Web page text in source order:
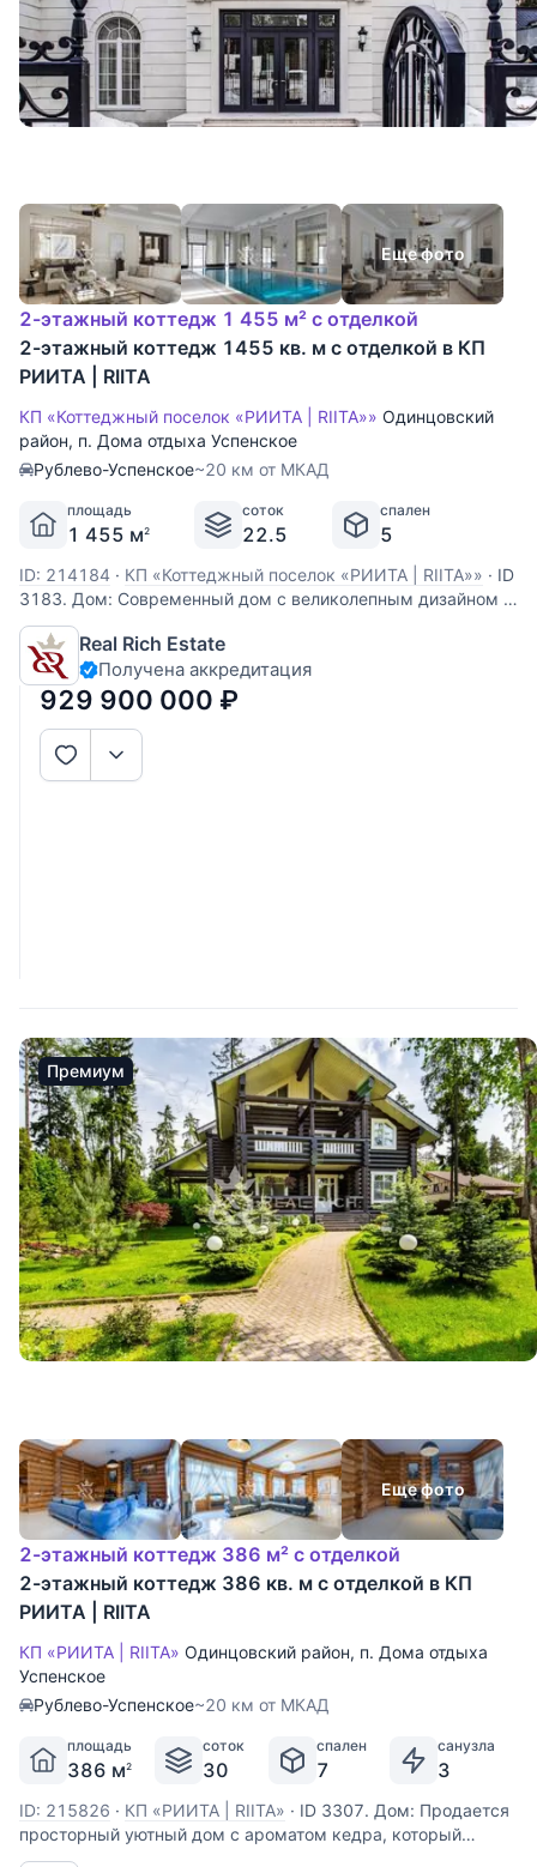
Еще фото
2-этажный коттедж 1 455 м² с отделкой
2-этажный коттедж 1455 кв. м с отделкой в КП
РИИТА | RIITA
КП «Коттеджный поселок «РИИТА | RIITA»» Одинцовский
район, п. Дома отдыха Успенское
Рублево-Успенское~20 км от МКАД
площадь
1 455 м2
соток
22.5
спален
5
ID: 214184 · КП «Коттеджный поселок «РИИТА | RIITA»» · ID
3183. Дом: Современный дом с великолепным дизайном и
мебелью. В камерном строгоохраняемом посёлке. В доме
5 спален с гардеробными и ванными комнатами, кухня,
столовая, гостинная, СПА зона с сауной, бассейном,
отдельный блок для персонала с
Real Rich Estate
Получена аккредитация
929 900 000 ₽
Премиум
Еще фото
2-этажный коттедж 386 м² с отделкой
2-этажный коттедж 386 кв. м с отделкой в КП
РИИТА | RIITA
КП «РИИТА | RIITA» Одинцовский район, п. Дома отдыха
Успенское
Рублево-Успенское~20 км от МКАД
площадь
386 м2
соток
30
спален
7
санузла
3
ID: 215826 · КП «РИИТА | RIITA» · ID 3307. Дом: Продается
просторный уютный дом с ароматом кедра, который
покоряет своей гармонией и полезными